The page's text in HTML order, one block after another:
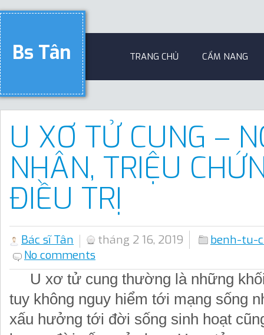
Bs Tân TRANG CHỦ CẨM NANG
U XƠ TỬ CUNG –
NHÂN, TRIỆU
ĐIỀU TRỊ
Bác sĩ Tân tháng 2 16, 2019
benh-tu-
No comments
U xơ tử cung thường là những
tuy không nguy hiểm tới mạng sống
xấu hưởng tới đời sống sinh hoạt